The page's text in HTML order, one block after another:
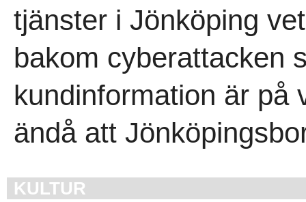
tjänster i Jönköping
bakom cyberattacken
kundinformation är på
ändå att
KULTUR